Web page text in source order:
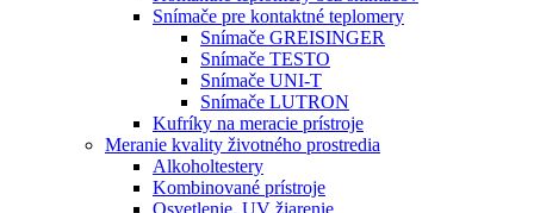
Snímače pre kontaktné teplomery
Snímače GREISINGER
Snímače TESTO
Snímače UNI-T
Snímače LUTRON
Kufríky na meracie prístroje
Meranie kvality životného prostredia
Alkoholtestery
Kombinované prístroje
Osvetlenie, UV žiarenie